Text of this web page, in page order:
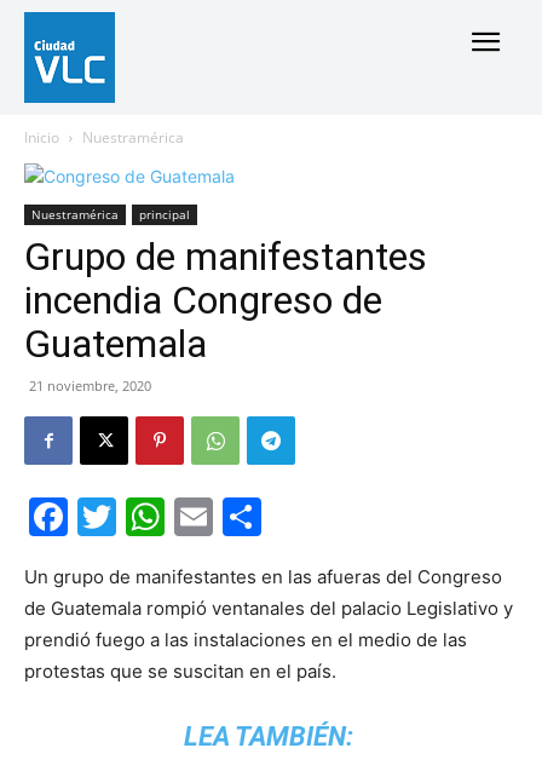
Inicio Nuestramérica
Nuestramérica principal
Grupo de manifestantes
incendia Congreso de
Guatemala
21 noviembre, 2020
Facebook
Twitter
WhatsApp
Email
Un grupo de manifestantes en las afueras del Congreso
de Guatemala rompió ventanales del palacio Legislativo y
prendió fuego a las instalaciones en el medio de las
protestas que se suscitan en el país.
LEA TAMBIÉN: